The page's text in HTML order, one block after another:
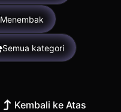
Menembak
Semua kategori
Kembali ke Atas